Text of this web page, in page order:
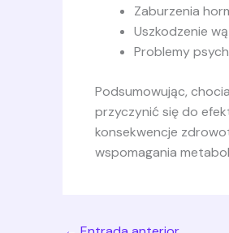
Zaburzenia
Uszkodzenie
Problemy
Podsumowując,
przyczynić się do
konsekwencje
wspomagania